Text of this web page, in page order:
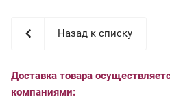
Назад к списку
Доставка товара
компаниями: